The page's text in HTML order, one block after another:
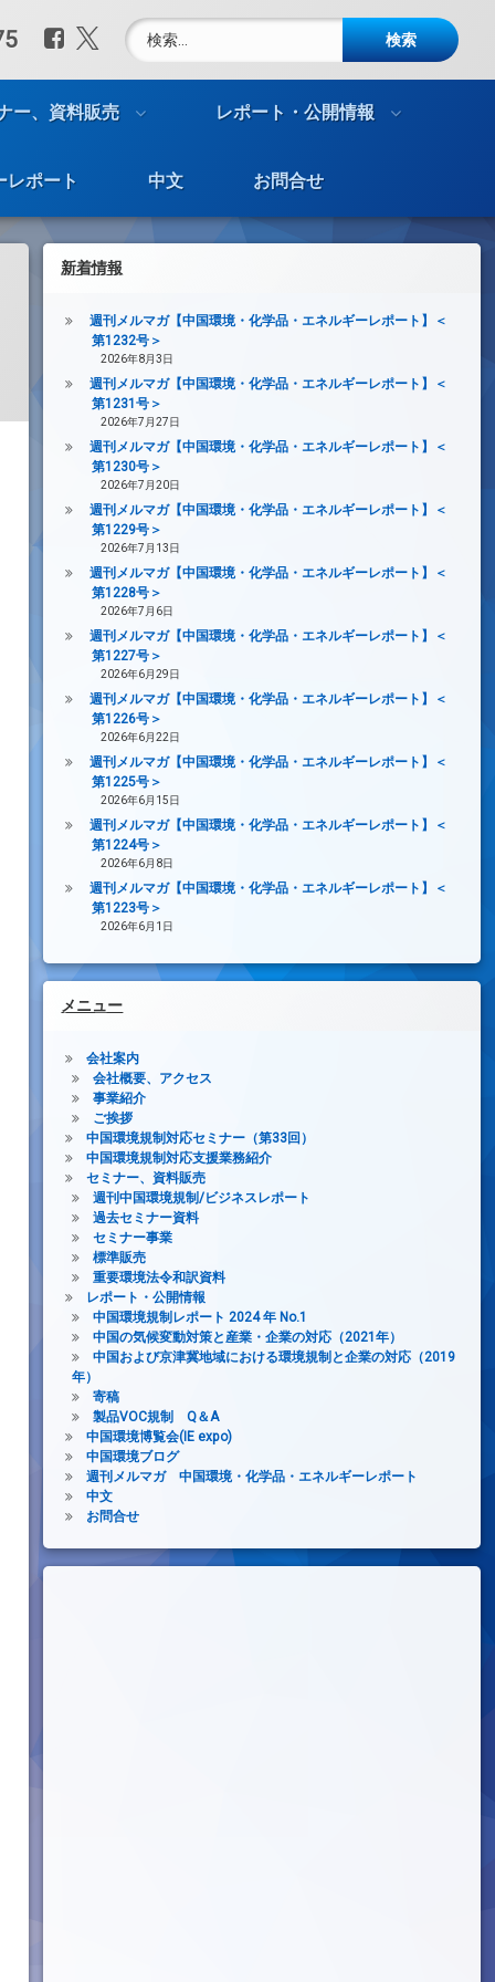
Facebook
X.com
検索:
ー、資料販売 レポート・公開情報
ポート 中文 お問合せ
新着情報
週刊メルマガ【中国環境・化学品・エネルギーレポート】＜
第1232号＞
2026年8月3日
週刊メルマガ【中国環境・化学品・エネルギーレポート】＜
第1231号＞
2026年7月27日
週刊メルマガ【中国環境・化学品・エネルギーレポート】＜
第1230号＞
2026年7月20日
週刊メルマガ【中国環境・化学品・エネルギーレポート】＜
第1229号＞
2026年7月13日
週刊メルマガ【中国環境・化学品・エネルギーレポート】＜
第1228号＞
2026年7月6日
週刊メルマガ【中国環境・化学品・エネルギーレポート】＜
第1227号＞
2026年6月29日
週刊メルマガ【中国環境・化学品・エネルギーレポート】＜
第1226号＞
2026年6月22日
週刊メルマガ【中国環境・化学品・エネルギーレポート】＜
第1225号＞
2026年6月15日
週刊メルマガ【中国環境・化学品・エネルギーレポート】＜
第1224号＞
2026年6月8日
週刊メルマガ【中国環境・化学品・エネルギーレポート】＜
第1223号＞
2026年6月1日
メニュー
会社案内
会社概要、アクセス
事業紹介
ご挨拶
中国環境規制対応セミナー（第33回）
中国環境規制対応支援業務紹介
セミナー、資料販売
週刊中国環境規制/ビジネスレポート
過去セミナー資料
セミナー事業
標準販売
重要環境法令和訳資料
レポート・公開情報
中国環境規制レポート 2024 年 No.1
中国の気候変動対策と産業・企業の対応（2021年）
中国および京津冀地域における環境規制と企業の対応（2019
年）
寄稿
製品VOC規制 Q＆A
中国環境博覧会(IE expo)
中国環境ブログ
週刊メルマガ 中国環境・化学品・エネルギーレポート
中文
お問合せ